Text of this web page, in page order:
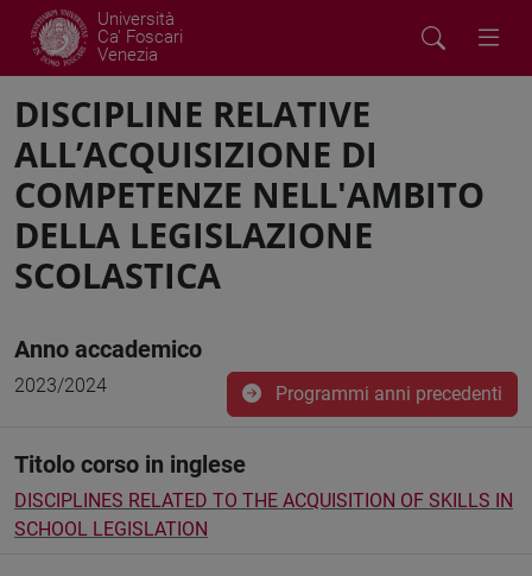
Università
Ca' Foscari
Venezia
DISCIPLINE RELATIVE
ALL’ACQUISIZIONE DI
COMPETENZE NELL'AMBITO
DELLA LEGISLAZIONE
SCOLASTICA
Anno accademico
2023/2024 Programmi anni precedenti
Titolo corso in inglese
DISCIPLINES RELATED TO THE ACQUISITION OF SKILLS IN
SCHOOL LEGISLATION